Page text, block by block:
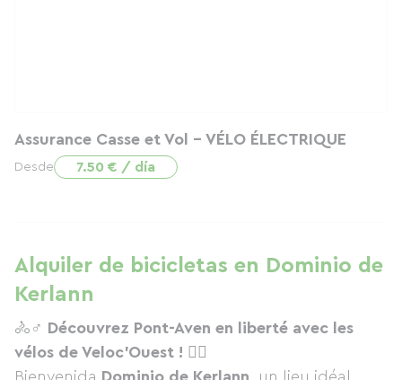
Assurance Casse et Vol - VÉLO ÉLECTRIQUE
Desde 7.50 € / día
Alquiler de bicicletas en Dominio de
Kerlann
🚴♂️ Découvrez Pont-Aven en liberté avec les
vélos de Veloc’Ouest ! 🚴‍♀️
Bienvenida Dominio de Kerlann , un lieu idéal